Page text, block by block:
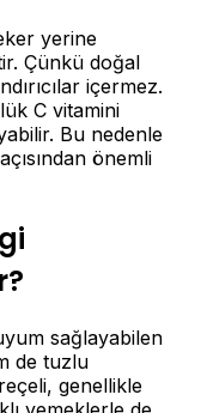
yerine
Çünkü doğal
içermez.
C vitamini
Bu nedenle
önemli
sağlayabilen
de tuzlu
genellikle